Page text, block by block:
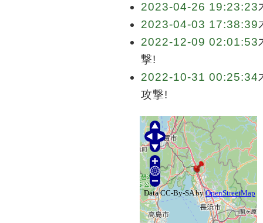
2023-04-26 19:23:23
2023-04-03 17:38:39
2022-12-09 02:01:53
撃!
2022-10-31 00:25:34
攻撃!